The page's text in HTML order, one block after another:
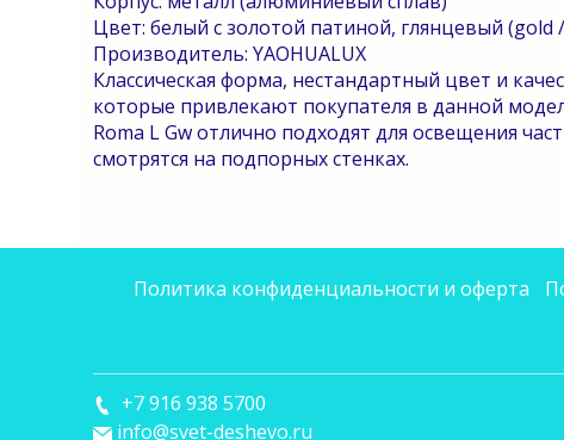
Цвет: белый с золотой патиной, глянцевый (gold
Производитель: YAOHUALUX
Классическая форма, нестандартный цвет и
которые привлекают покупателя в данной
Roma LGwотлично подходят для освещения
смотрятся на подпорных стенках.
Политика конфиденциальности и оферта
+7 916 938 5700
info@svet-deshevo.ru